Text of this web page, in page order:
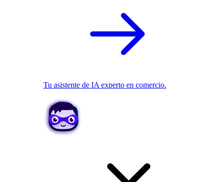
Tu asistente de IA experto en comercio.